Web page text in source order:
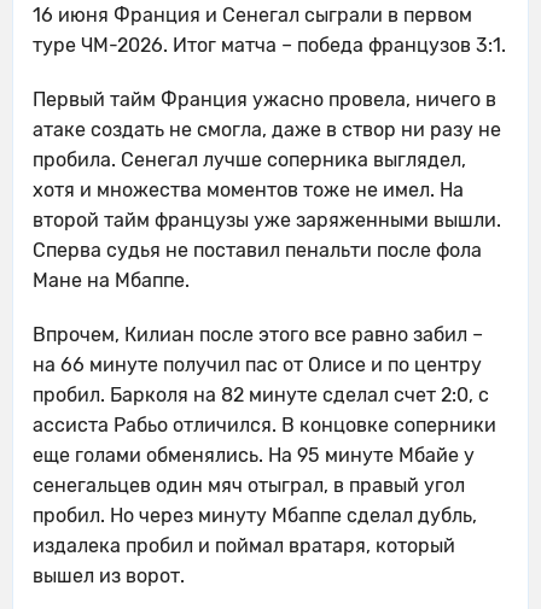
16 июня Франция и Сенегал сыграли в первом
туре ЧМ-2026. Итог матча – победа французов 3:1.
Первый тайм Франция ужасно провела, ничего в
атаке создать не смогла, даже в створ ни разу не
пробила. Сенегал лучше соперника выглядел,
хотя и множества моментов тоже не имел. На
второй тайм французы уже заряженными вышли.
Сперва судья не поставил пенальти после фола
Мане на Мбаппе.
Впрочем, Килиан после этого все равно забил –
на 66 минуте получил пас от Олисе и по центру
пробил. Барколя на 82 минуте сделал счет 2:0, с
ассиста Рабьо отличился. В концовке соперники
еще голами обменялись. На 95 минуте Мбайе у
сенегальцев один мяч отыграл, в правый угол
пробил. Но через минуту Мбаппе сделал дубль,
издалека пробил и поймал вратаря, который
вышел из ворот.